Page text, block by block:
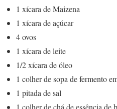
1 xícara de Maizena
1 xícara de açúcar
4 ovos
1 xícara de leite
1/2 xícara de óleo
1 colher de sopa de fermento
1 pitada de sal
1 colher de chá de essência de